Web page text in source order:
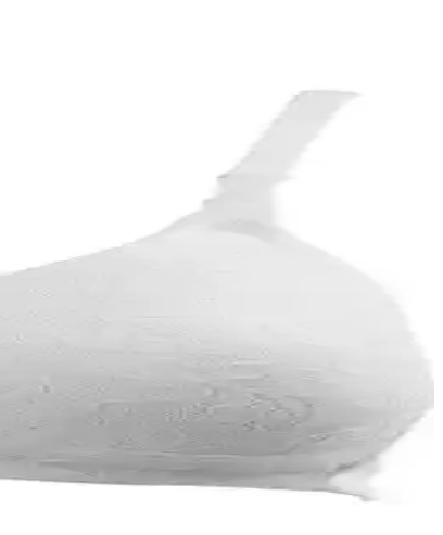
ve gece kullanımı için ideal bir tercih.
üretilmiştir.
tercih edilen pratik bir emzirme çözümüdür.